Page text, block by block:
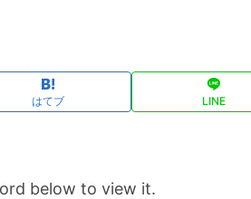
はてブ LINE
below to view it.